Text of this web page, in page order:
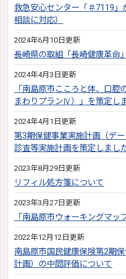
救急安心センター「＃7119
相談に対応）
2024年6月10日更新
長崎県の取組「長崎健康革命」
2024年4月3日更新
「南島原市こころと体、口
まわりプランⅣ）」を策定し
2024年4月1日更新
第3期保健事業実施計画（デ
診査等実施計画を策定しまし
2023年8月29日更新
リフィル処方箋について
2023年3月27日更新
「南島原市ウォーキングマッ
2022年12月12日更新
南島原市国民健康保険第2期
計画）の中間評価について